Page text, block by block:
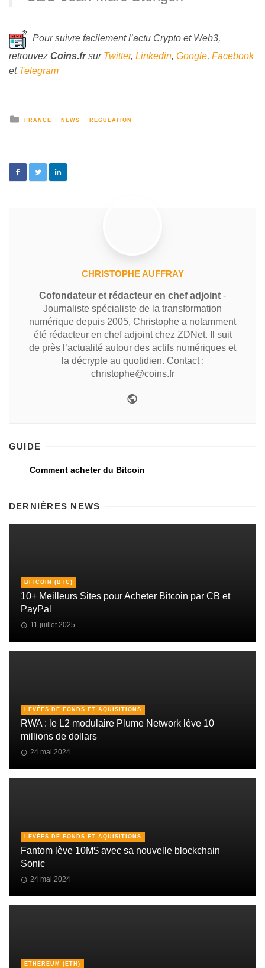
Pour suivre facilement l’actu Crypto et Web3,
retrouvez Coins.frsur Twitter, Linkedin, Google, Facebook
et Telegram
FRANCE NEWS REGULATION
CHRISTOPHE AUFFRAY
Cofondateur et rédacteur en chef adjoint -
Journaliste spécialiste de la transformation
numérique depuis 2005, Christophe a notamment
été rédacteur en chef adjoint chez ZDNet. Il suit
de près l’actualité autour des actifs numériques et
la décrypte au quotidien. Contact :
christophe@coins.fr
GUIDE
Comment acheter du Bitcoin
DERNIÈRES NEWS
BITCOIN (BTC)
10+ Meilleurs Sites pour Acheter Bitcoin par CB et
PayPal
11 juillet 2025
LEVÉES DE FONDS ET AQUISITIONS
RWA : le L2 modulaire Plume Network lève 10
millions de dollars
24 mai 2024
LEVÉES DE FONDS ET AQUISITIONS
Fantom lève 10M$ avec sa nouvelle blockchain
Sonic
24 mai 2024
ETHEREUM (ETH)